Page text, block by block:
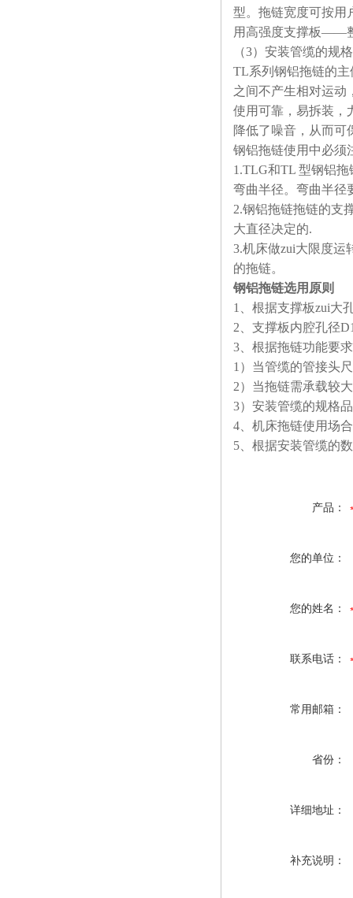
型。拖链宽度可按用
用高强度支撑板——
（3）安装管缆的
TL系列钢铝拖链的
之间不产生相对运动
使用可靠，易拆装，
降低了噪音，从而可
钢铝拖链使用中必须
1.TLG和TL 型钢铝拖
弯曲半径。弯曲半径
2.钢铝拖链拖链的支
大直径决定的.
3.机床做zui大限度运
的拖链。
钢铝拖链选用原则
1
、根据支撑板zui大
2 、支撑板内腔孔径
3 、根据拖链功能要
1 ）当管缆的管接头
2）当拖链需承载较
3）安装管缆的规格
4 、机床拖链使用场
5 、根据安装管缆的
产品：
您的单位：
您的姓名：
联系电话：
常用邮箱：
省份：
详细地址：
补充说明：